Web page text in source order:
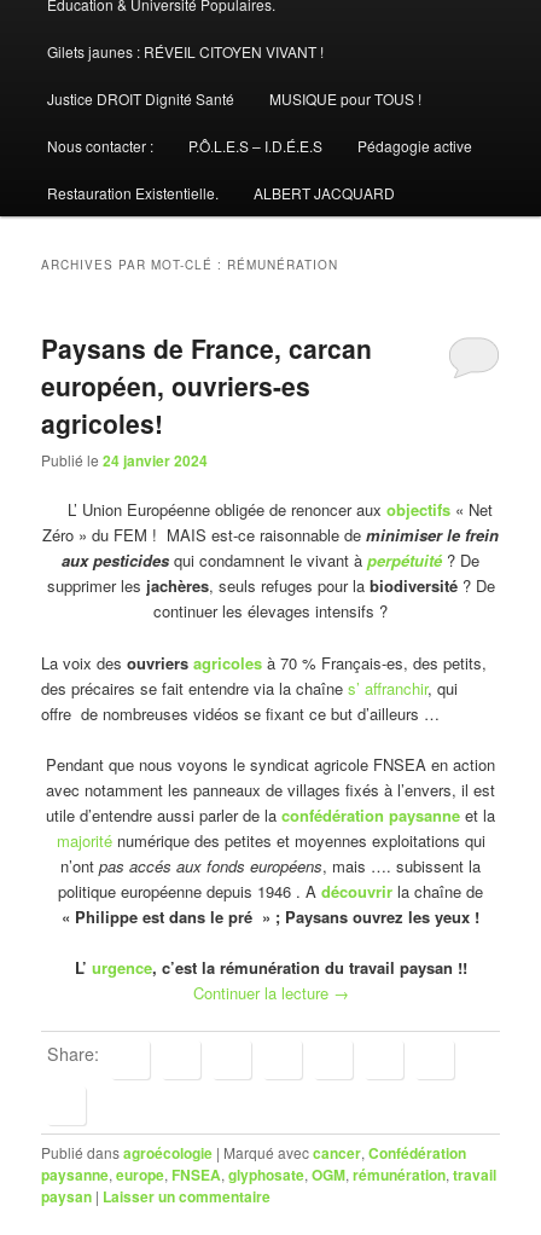
Gilets jaunes : RÉVEIL CITOYEN VIVANT !
Justice DROIT Dignité Santé MUSIQUE pour TOUS !
Nous contacter : P.Ô.L.E.S – I.D.É.E.S Pédagogie active
Restauration Existentielle. ALBERT JACQUARD
ARCHIVES PAR MOT-CLÉ : RÉMUNÉRATION
Paysans de France, carcan
européen, ouvriers-es
agricoles!
Publié le24 janvier 2024
L’ Union Européenne obligée de renoncer aux objectifs « Net
Zéro » du FEM ! MAIS est-ce raisonnable de minimiser le frein
aux pesticides qui condamnent le vivant à perpétuité ? De
supprimer les jachères, seuls refuges pour la biodiversité? De
continuer les élevages intensifs ?
La voix desouvriersagricoles à 70 % Français-es, des petits,
des précaires se fait entendre via la chaînes’ affranchir, qui
offre de nombreuses vidéos se fixant ce but d’ailleurs …
Pendant que nous voyons le syndicat agricole FNSEA en action
avec notamment les panneaux de villages fixés à l’envers, il est
utile d’entendre aussi parler de la confédération paysanne et la
majoriténumérique des petites et moyennes exploitations qui
n’ont pas accés aux fonds européens, mais …. subissent la
politique européenne depuis 1946 . A découvrir la chaîne de
« Philippe est dans le pré » ; Paysans ouvrez les yeux !
L’ urgence, c’est la rémunération du travail paysan !!
Continuer la lecture →
Share:
Publié dansagroécologie | Marqué aveccancer,Confédération
paysanne,europe, FNSEA,glyphosate,OGM,rémunération,travail
paysan | Laisser un commentaire